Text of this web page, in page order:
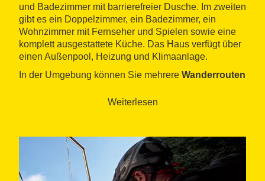
und Badezimmer mit barrierefreier Dusche. Im zweiten
gibt es ein Doppelzimmer, ein Badezimmer, ein
Wohnzimmer mit Fernseher und Spielen sowie eine
komplett ausgestattete Küche. Das Haus verfügt über
einen Außenpool, Heizung und Klimaanlage.
In der Umgebung können Sie mehrere Wanderrouten
MTB, Kajakfahren oder Angeln im Fluss
gutes gastronomisches Angebot.
Weiterlesen